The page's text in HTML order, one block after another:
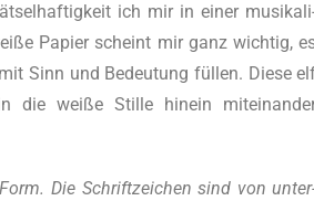
ich mir in einer
Papier scheint mir ganz wich­tig,
Sinn und Bedeu­tung fül­len. Die­se
die wei­ße Stil­le hin­ein
Die Schrift­zei­chen sind von